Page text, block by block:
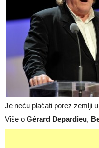
Je neću plaćati porez zemlji
Više o Gérard Depardieu,